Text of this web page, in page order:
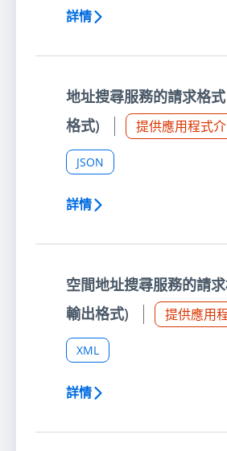
詳情
地址搜尋服務的請求格
格式)
提供應用程式
JSON
詳情
空間地址搜尋服務的請
輸出格式)
提供應用
XML
詳情